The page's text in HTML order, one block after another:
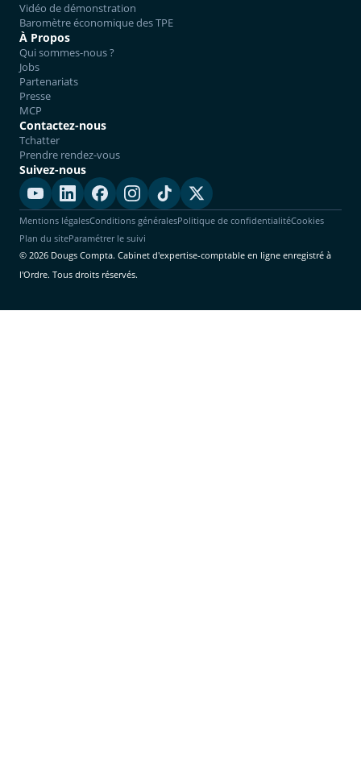
Vidéo de démonstration
Baromètre économique des TPE
À Propos
Qui sommes-nous ?
Jobs
Partenariats
Presse
MCP
Contactez-nous
Tchatter
Prendre rendez-vous
Suivez-nous
Mentions légalesConditions généralesPolitique de confidentialitéCookies
Plan du siteParamétrer le suivi
© 2026 Dougs Compta. Cabinet d'expertise-comptable en ligne enregistré à
l'Ordre. Tous droits réservés.